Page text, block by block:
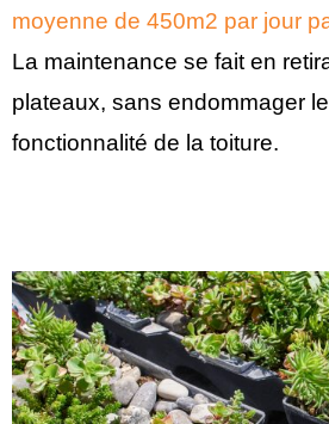
moyenne de 450m2 par jour
La maintenance se fait en
plateaux, sans endommager
fonctionnalité de la toiture.